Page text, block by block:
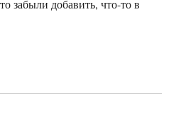
забыли добавить, что-то в